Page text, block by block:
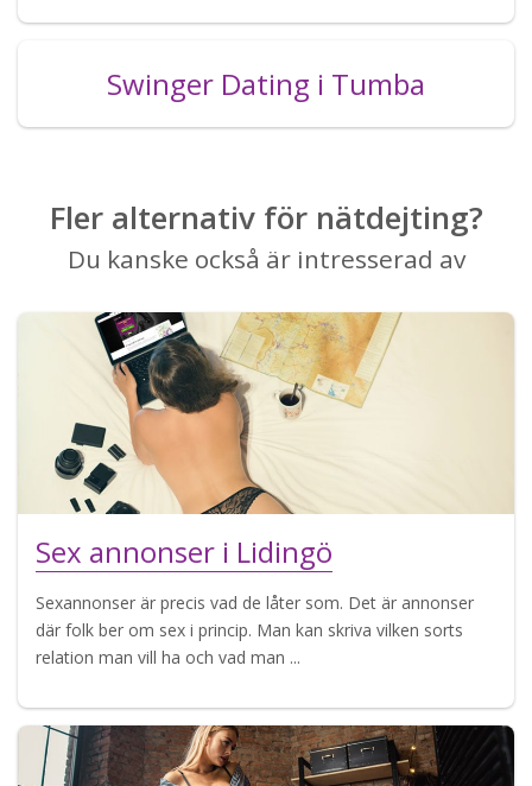
Swinger Dating i Tumba
Fler alternativ för nätdejting?
Du kanske också är intresserad av
Sex annonser i Lidingö
Sexannonser är precis vad de låter som. Det är annonser
där folk ber om sex i princip. Man kan skriva vilken sorts
relation man vill ha och vad man ...